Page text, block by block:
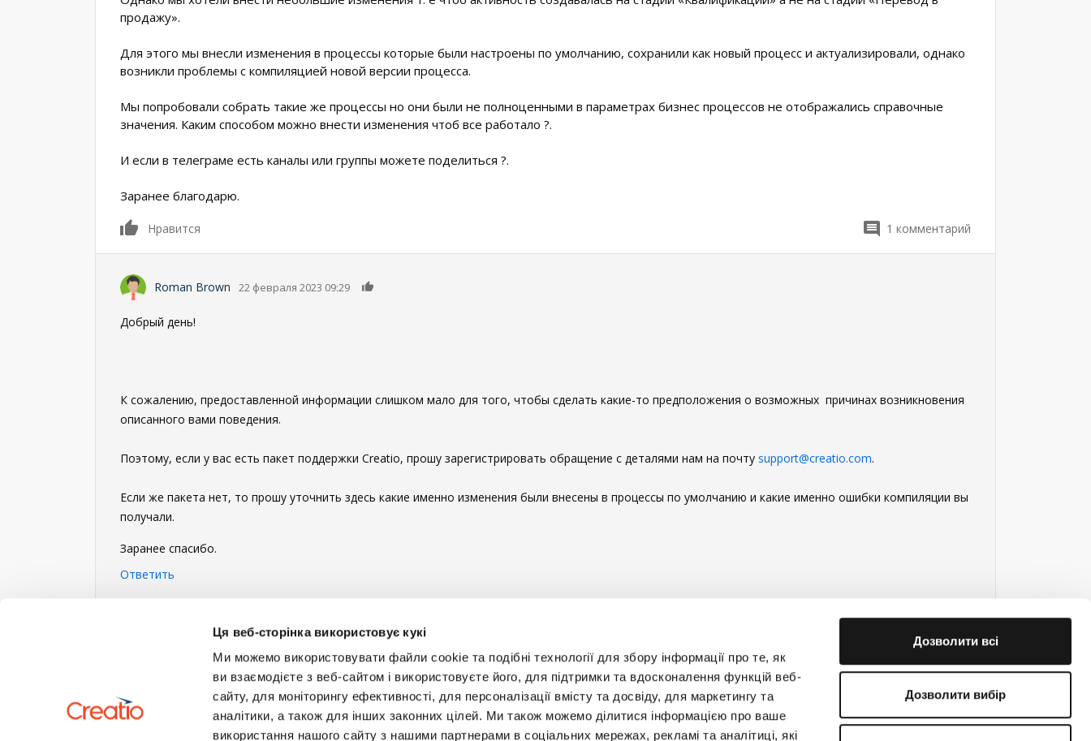
Ця веб-сторінка використовує кукі
Ми можемо використовувати файли cookie та подібні технології для збору інформації про те, як
ви взаємодієте з веб-сайтом і використовуєте його, для підтримки та вдосконалення функцій веб-
сайту, для моніторингу ефективності, для персоналізації вмісту та досвіду, для маркетингу та
аналітики, а також для інших законних цілей. Ми також можемо ділитися інформацією про ваше
використання нашого сайту з нашими партнерами в соціальних мережах, рекламі та аналітиці, які
Дозволити всі
Дозволити вибір
продажу».
Для этого мы внесли изменения в процессы которые были настроены по умолчанию, сохранили как новый процесс и актуализировали, однако
возникли проблемы с компиляцией новой версии процесса.
Мы попробовали собрать такие же процессы но они были не полноценными в параметрах бизнес процессов не отображались справочные
значения. Каким способом можно внести изменения чтоб все работало ?.
И если в телеграме есть каналы или группы можете поделиться ?.
Заранее благодарю.
0
Нравится 1 комментарий
Roman Brown 22 февраля 2023 09:29
Добрый день!
К сожалению, предоставленной информации слишком мало для того, чтобы сделать какие-то предположения о возможных причинах возникновения
описанного вами поведения.
Поэтому, если у вас есть пакет поддержки Creatio, прошу зарегистрировать обращение с деталями нам на почту support@creatio.com.
Если же пакета нет, то прошу уточнить здесь какие именно изменения были внесены в процессы по умолчанию и какие именно ошибки компиляции вы
получали.
Заранее спасибо.
Ответить
Будьте на связи!